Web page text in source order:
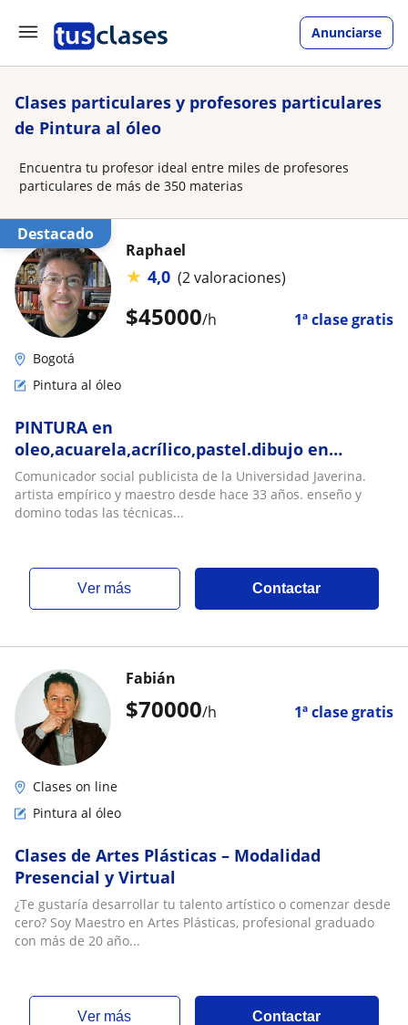
Anunciarse
Clases particulares y profesores particulares
de Pintura al óleo
Encuentra tu profesor ideal entre miles de profesores
particulares de más de 350 materias
Destacado
$45000/h 1ª clase gratis
Raphael
★ 4,0 (2 valoraciones)
Bogotá
Pintura al óleo
PINTURA en
oleo,acuarela,acrílico,pastel.dibujo en
grafito,sanguina,carboncillo.teoría del color
Comunicador social publicista de la Universidad Javerina.
artista empírico y maestro desde hace 33 años. enseño y
domino todas las técnicas...
ver más Contactar
$70000/h 1ª clase gratis
Fabián
Clases on line
Pintura al óleo
Clases de Artes Plásticas – Modalidad
Presencial y Virtual
¿Te gustaría desarrollar tu talento artístico o comenzar desde
cero? Soy Maestro en Artes Plásticas, profesional graduado
con más de 20 año...
ver más Contactar